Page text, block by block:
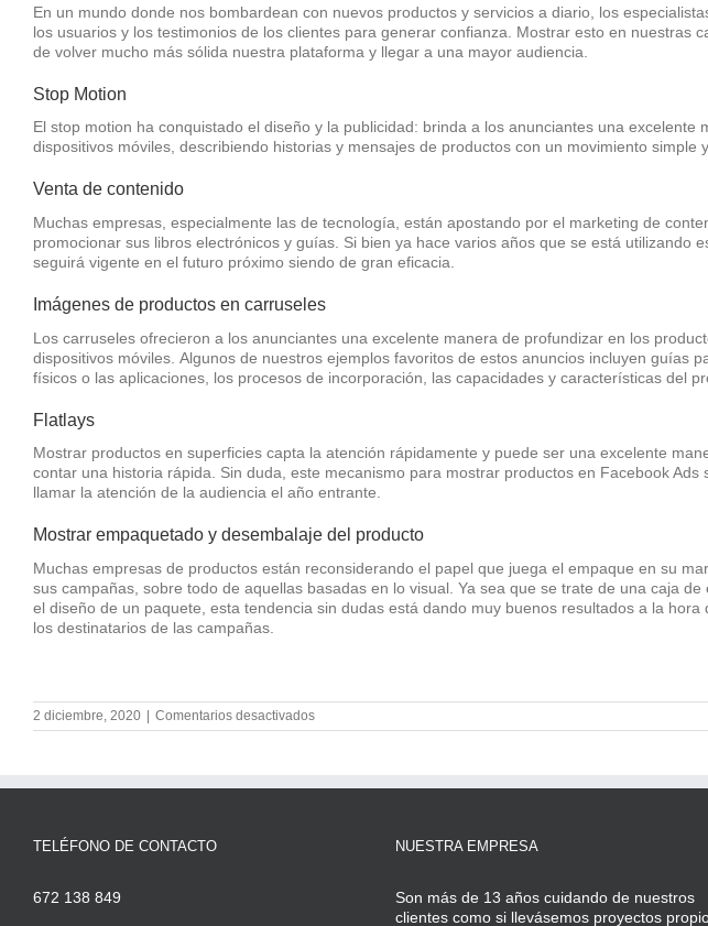
En un mundo donde nos bombardean con nuevos productos y servicios a diario, los
los usuarios y los testimonios de los clientes para generar confianza. Mostrar esto en nuestras
de volver mucho más sólida nuestra plataforma y llegar a una mayor audiencia.
Stop Motion
El stop motion ha conquistado el diseño y la publicidad: brinda a los anunciantes una excelente
dispositivos móviles, describiendo historias y mensajes de productos con un movimiento simple
Venta de contenido
Muchas empresas, especialmente las de tecnología, están apostando por el marketing de
promocionar sus libros electrónicos y guías. Si bien ya hace varios años que se está utilizando
seguirá vigente en el futuro próximo siendo de gran eficacia.
Imágenes de productos en carruseles
Los carruseles ofrecieron a los anunciantes una excelente manera de profundizar en los
dispositivos móviles. Algunos de nuestros ejemplos favoritos de estos anuncios incluyen guías
físicos o las aplicaciones, los procesos de incorporación, las capacidades y características del
Flatlays
Mostrar productos en superficies capta la atención rápidamente y puede ser una excelente
contar una historia rápida. Sin duda, este mecanismo para mostrar productos en Facebook
llamar la atención de la audiencia el año entrante.
Mostrar empaquetado y desembalaje del producto
Muchas empresas de productos están reconsiderando el papel que juega el empaque en su
sus campañas, sobre todo de aquellas basadas en lo visual. Ya sea que se trate de una caja
el diseño de un paquete, esta tendencia sin dudas está dando muy buenos resultados a la
los destinatarios de las campañas.
2 diciembre, 2020 Comentarios desactivadosen
Facebook
TELÉFONO DE CONTACTO
672 138 849
NUESTRA EMPRESA
Son más de 13 años cuidando de nuestros
clientes como si llevásemos proyectos